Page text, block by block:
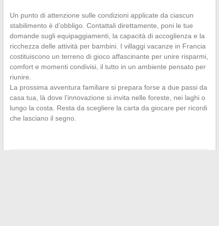
Un punto di attenzione sulle condizioni applicate da ciascun
stabilimento è d’obbligo. Contattali direttamente, poni le tue
domande sugli equipaggiamenti, la capacità di accoglienza e la
ricchezza delle attività per bambini. I villaggi vacanze in Francia
costituiscono un terreno di gioco affascinante per unire risparmi,
comfort e momenti condivisi, il tutto in un ambiente pensato per
riunire.
La prossima avventura familiare si prepara forse a due passi da
casa tua, là dove l’innovazione si invita nelle foreste, nei laghi o
lungo la costa. Resta da scegliere la carta da giocare per ricordi
che lasciano il segno.